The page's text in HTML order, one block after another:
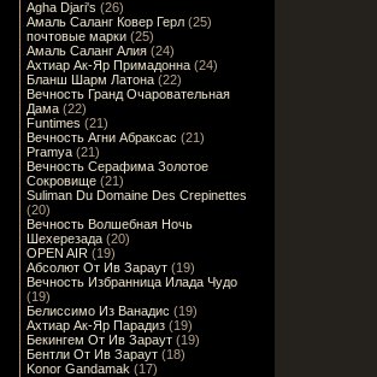
Agha Djari's (26)
Амаль Саланг Ковер Герл (25)
почтовые марки (25)
Амаль Саланг Алия (24)
Ахтиар Ак-Яр Примадонна (24)
Бланш Шарм Латона (22)
Вечность Гранд Очаровательная
Дама (22)
Funtimes (21)
Вечность Агни Абраксас (21)
Pramya (21)
Вечность Серафима Золотое
Сокровище (21)
Suliman Du Domaine Des Crepinettes
(20)
Вечность Волшебная Ночь
Шехерезада (20)
OPEN AIR (19)
Абсолют От Ив Зараут (19)
Вечность Избранница Илада Чудо
(19)
Белиссимо Из Ванадис (19)
Ахтиар Ак-Яр Парадиз (19)
Бекингем От Ив Зараут (19)
Бентли От Ив Зараут (18)
Konor Gandamak (17)